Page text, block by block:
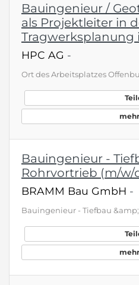
Bauingenieur /
als Projektleiter in
Tragwerksplanung
HPC AG -
Bauingenieur -
Rohrvortrieb (m/w/
BRAMM Bau GmbH -